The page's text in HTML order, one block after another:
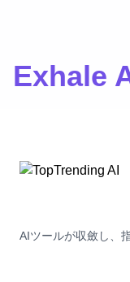
Exhale
AIツールが収斂し、